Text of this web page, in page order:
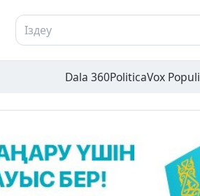
Dala 360PoliticaVox Populi